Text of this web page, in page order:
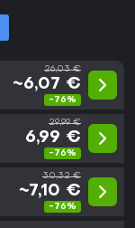
26,03 €
~6,07 €
-76%
29,99 €
6,99 €
-76%
30,32 €
~7,10 €
-76%